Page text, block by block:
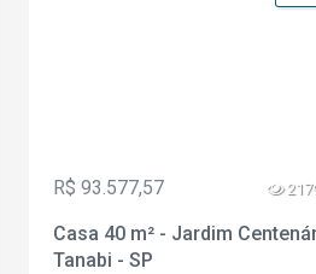
R$ 93.577,57
Casa 40 m² - Jardim
Tanabi - SP